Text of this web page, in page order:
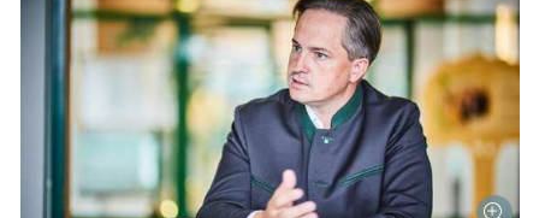
Skip to main content